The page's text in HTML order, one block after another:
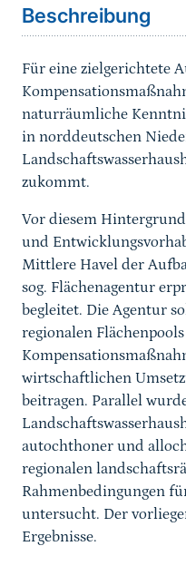
Beschreibung
Für eine zielgerichtete
naturräumliche
in norddeutschen
zukommt.
Vor diesem
und
Mittlere Havel der
sog. Flächenagentur
begleitet. Die Agentur
regionalen
wirtschaftlichen
beitragen. Parallel
autochthoner und
regionalen
Rahmenbedingungen
untersucht. Der
Ergebnisse.